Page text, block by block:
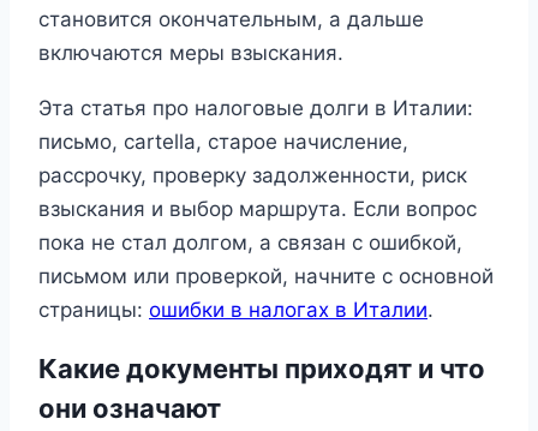
становится окончательным, а дальше
включаются меры взыскания.
Эта статья про налоговые долги в Италии:
письмо, cartella, старое начисление,
рассрочку, проверку задолженности, риск
взыскания и выбор маршрута. Если вопрос
пока не стал долгом, а связан с ошибкой,
письмом или проверкой, начните с основной
страницы: ошибки в налогах в Италии.
Какие документы приходят и что
они означают